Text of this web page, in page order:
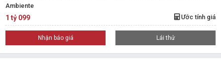
Ambiente
1 tỷ 099 Ước tính giá
Nhận báo giá Lái thử